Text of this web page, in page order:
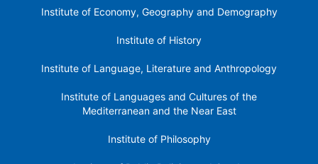
Institute of Economy, Geography and Demography
Institute of History
Institute of Language, Literature and Anthropology
Institute of Languages ​​and Cultures of the
Mediterranean and the Near East
Institute of Philosophy